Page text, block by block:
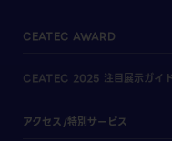
CEATEC AWARD
CEATEC 2025 注目展示ガイ
アクセス/特別サービス